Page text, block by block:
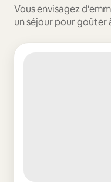
Vous envisagez
un séjour pour goûter